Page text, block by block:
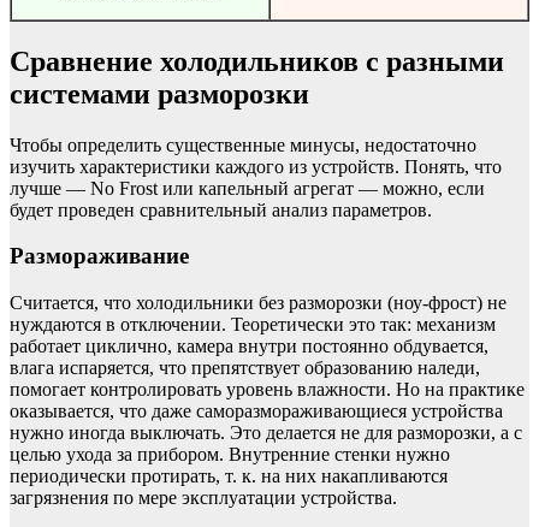
Сравнение холодильников с разными
системами разморозки
Чтобы определить существенные минусы, недостаточно
изучить характеристики каждого из устройств. Понять, что
лучше — No Frost или капельный агрегат — можно, если
будет проведен сравнительный анализ параметров.
Размораживание
Считается, что холодильники без разморозки (ноу-фрост) не
нуждаются в отключении. Теоретически это так: механизм
работает циклично, камера внутри постоянно обдувается,
влага испаряется, что препятствует образованию наледи,
помогает контролировать уровень влажности. Но на практике
оказывается, что даже саморазмораживающиеся устройства
нужно иногда выключать. Это делается не для разморозки, а с
целью ухода за прибором. Внутренние стенки нужно
периодически протирать, т. к. на них накапливаются
загрязнения по мере эксплуатации устройства.